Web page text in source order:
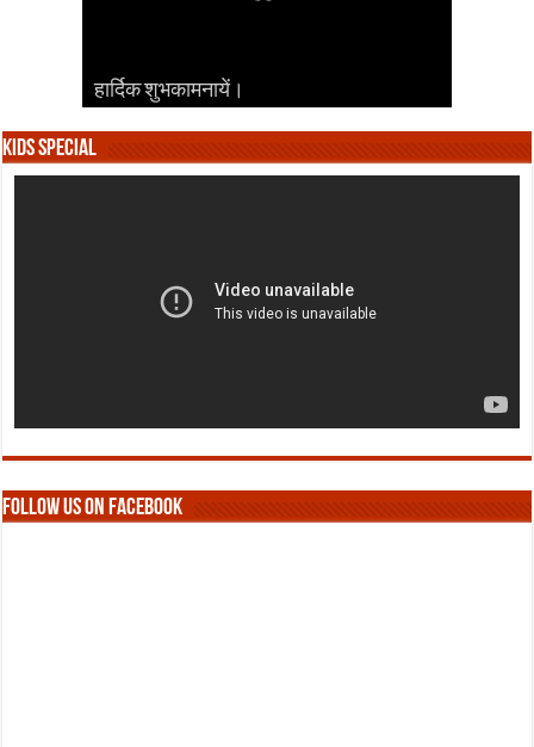
हार्दिक शुभकामनायें।
हार्दिक शुभकामनायें।
हार्दिक शुभकामनायें।
हार्दिक शुभकामनायें।
हार्दिक शुभकामनायें।
Kids Special
Follow us on Facebook